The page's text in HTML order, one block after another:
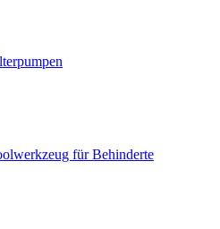
für Behinderte